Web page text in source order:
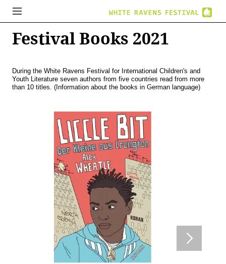
Festival Books 2021
During the White Ravens Festival for International Children's and
Youth Literature seven authors from five countries read from more
than 10 titles. (Information about the books in German language)